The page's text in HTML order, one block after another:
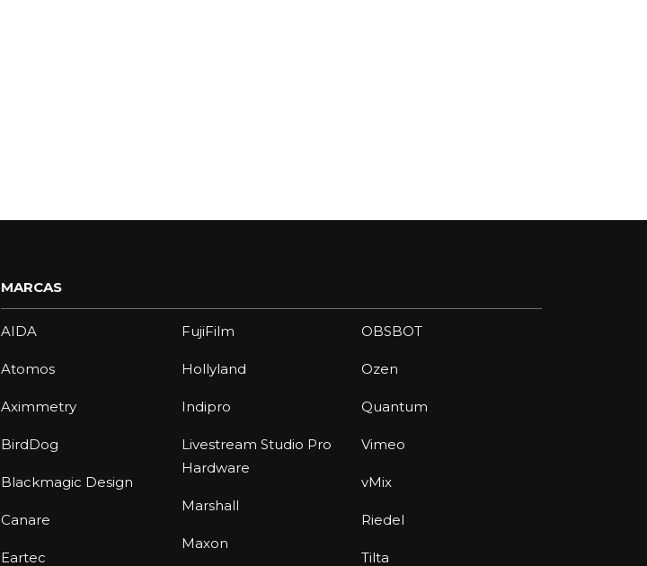
MARCAS
AIDA
Atomos
Aximmetry
BirdDog
Blackmagic Design
Canare
Eartec
FujiFilm
Hollyland
Indipro
Livestream Studio Pro
Hardware
Marshall
Maxon
OBSBOT
Ozen
Quantum
Vimeo
vMix
Riedel
Tilta